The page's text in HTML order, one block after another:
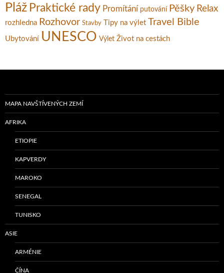
Pláž Praktické rady Promítání putování Pěšky Relax
rozhledna Rozhovor Stavby Tipy na výlet Travel Bible
Ubytování UNESCO Výlet Život na cestách
MAPA NAVŠTÍVENÝCH ZEMÍ
AFRIKA
ETIOPIE
KAPVERDY
MAROKO
SENEGAL
TUNISKO
ASIE
ARMÉNIE
ČÍNA